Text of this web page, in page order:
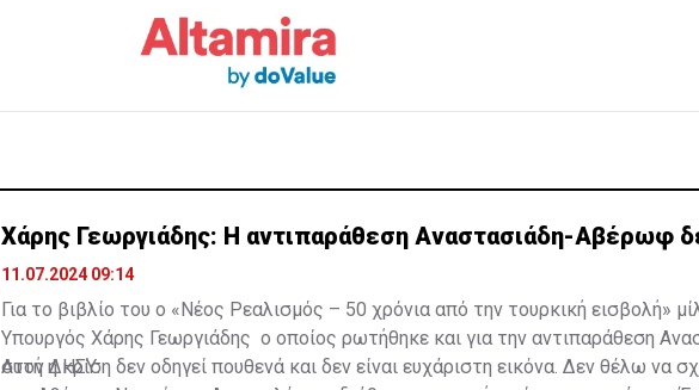
Χάρης Γεωργιάδης: Η αντιπαράθεση Αναστασιάδη-Αβέρωφ
11.07.2024 09:14
Για το βιβλίο του ο «Νέος Ρεαλισμός – 50 χρόνια από την τουρκική εισβολή»
Υπουργός Χάρης Γεωργιάδης ο οποίος ρωτήθηκε και για την αντιπαράθεση
στον ΔΗΣΥ.
Αυτή η κρίση δεν οδηγεί πουθενά και δεν είναι ευχάριστη εικόνα. Δεν θέλω να